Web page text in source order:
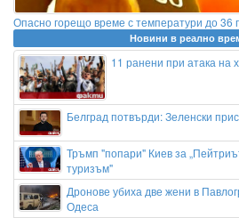
Опасно горещо време с температури до 36
Новини в реално
11 ранени при атака на
Белград потвърди: Зеленски
Тръмп "попари" Киев за
туризъм"
Дронове убиха две жени в
Одеса